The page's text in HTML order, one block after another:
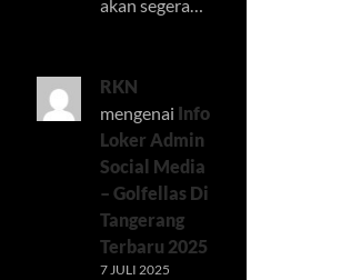
akan segera…
RKN
mengenai Info
Loker Admin
Social Media
– Golfellas Di
Tangerang
Terbaru 2025
7 JULI 2025